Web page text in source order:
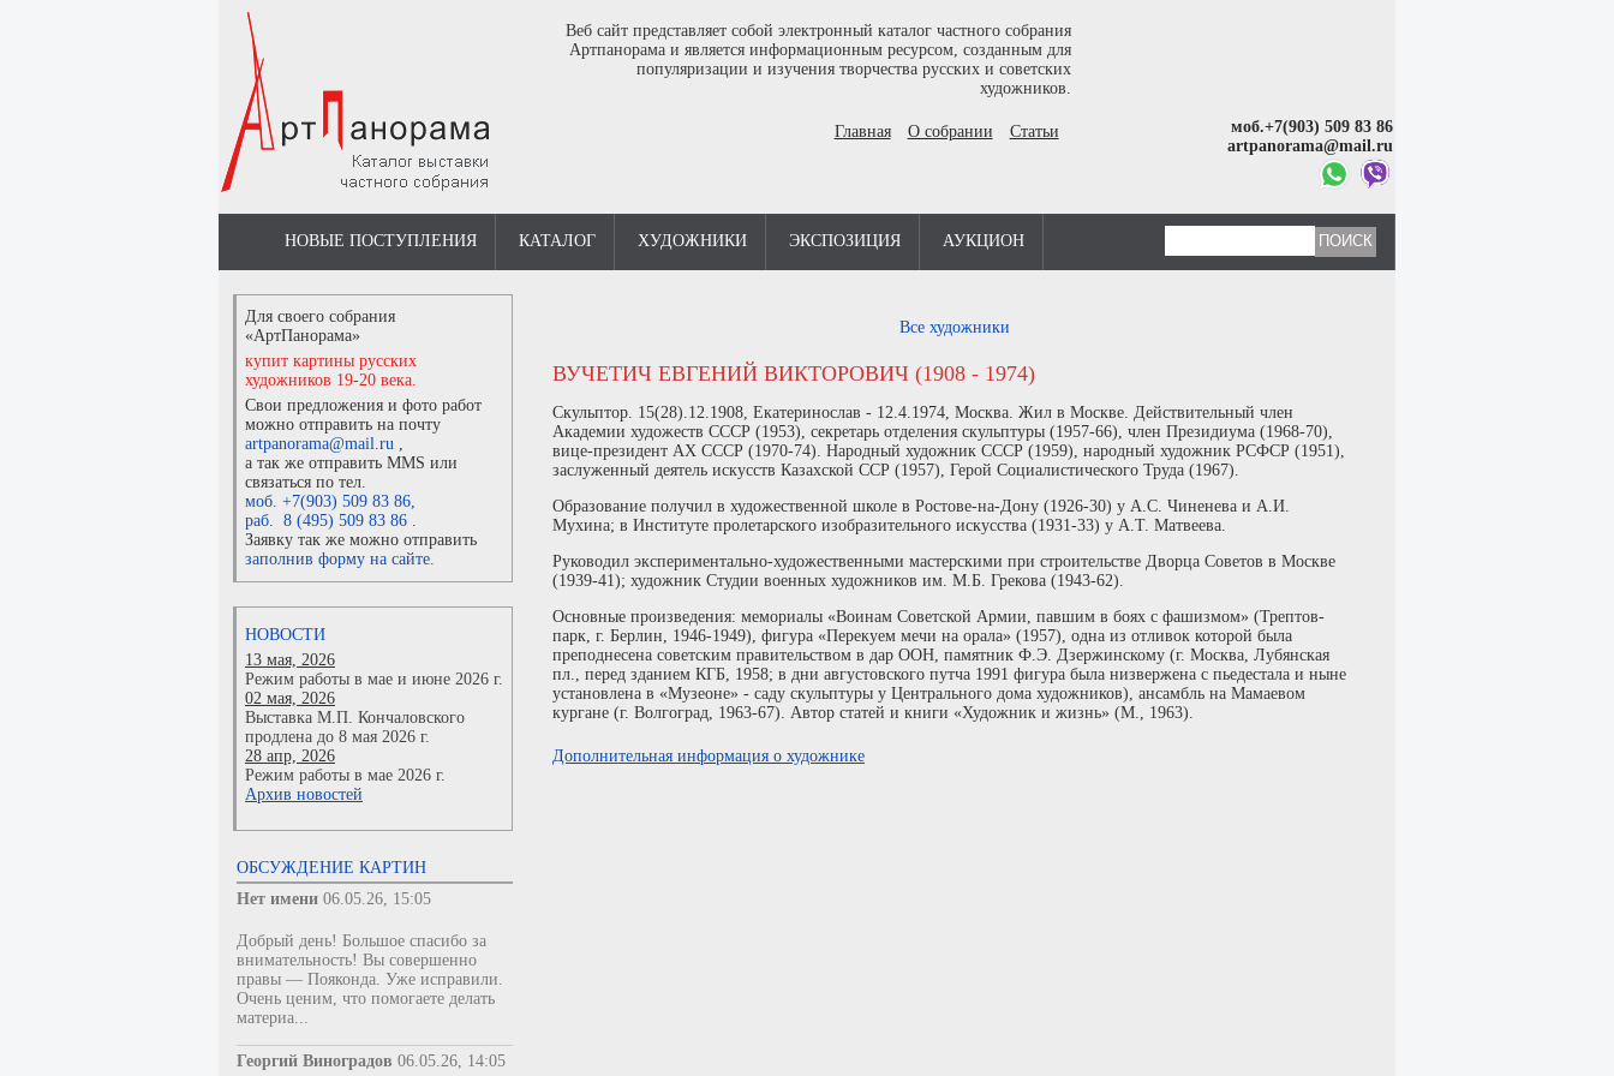
Веб сайт представляет собой электронный каталог частного собрания
Артпанорама и является информационным ресурсом, созданным для
популяризации и изучения творчества русских и советских
художников.
Главная О собрании Статьи
моб.+7(903) 509 83 86
artpanorama@mail.ru
НОВЫЕ ПОСТУПЛЕНИЯ КАТАЛОГ ХУДОЖНИКИ ЭКСПОЗИЦИЯ АУКЦИОН
Для своего собрания
«АртПанорама»
купит картины русских
художников 19-20 века.
Свои предложения и фото работ
можно отправить на почту
artpanorama@mail.ru ,
а так же отправить MMS или
связаться по тел.
моб. +7(903) 509 83 86,
раб. 8 (495) 509 83 86 .
Заявку так же можно отправить
заполнив форму на сайте.
НОВОСТИ
13 мая, 2026
Режим работы в мае и июне 2026 г.
02 мая, 2026
Выставка М.П. Кончаловского
продлена до 8 мая 2026 г.
28 апр, 2026
Режим работы в мае 2026 г.
Архив новостей
ОБСУЖДЕНИЕ КАРТИН
Нет имени 06.05.26, 15:05
Добрый день! Большое спасибо за
внимательность! Вы совершенно
правы — Пояконда. Уже исправили.
Очень ценим, что помогаете делать
материа...
Георгий Виноградов 06.05.26, 14:05
Все художники
ВУЧЕТИЧ ЕВГЕНИЙ ВИКТОРОВИЧ (1908 - 1974)
Скульптор. 15(28).12.1908, Екатеринослав - 12.4.1974, Москва. Жил в Москве. Действительный член
Академии художеств СССР (1953), секретарь отделения скульптуры (1957-66), член Президиума (1968-70),
вице-президент АХ СССР (1970-74). Народный художник СССР (1959), народный художник РСФСР (1951),
заслуженный деятель искусств Казахской ССР (1957), Герой Социалистического Труда (1967).
Образование получил в художественной школе в Ростове-на-Дону (1926-30) у А.С. Чиненева и А.И.
Мухина; в Институте пролетарского изобразительного искусства (1931-33) у А.Т. Матвеева.
Руководил экспериментально-художественными мастерскими при строительстве Дворца Советов в Москве
(1939-41); художник Студии военных художников им. М.Б. Грекова (1943-62).
Основные произведения: мемориалы «Воинам Советской Армии, павшим в боях с фашизмом» (Трептов-
парк, г. Берлин, 1946-1949), фигура «Перекуем мечи на орала» (1957), одна из отливок которой была
преподнесена советским правительством в дар ООН, памятник Ф.Э. Дзержинскому (г. Москва, Лубянская
пл., перед зданием КГБ, 1958; в дни августовского путча 1991 фигура была низвержена с пьедестала и ныне
установлена в «Музеоне» - саду скульптуры у Центрального дома художников), ансамбль на Мамаевом
кургане (г. Волгоград, 1963-67). Автор статей и книги «Художник и жизнь» (М., 1963).
Дополнительная информация о художнике